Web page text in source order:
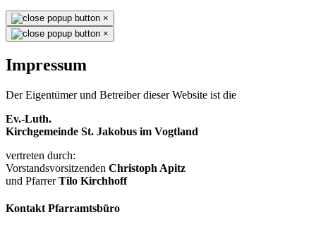
×
×
Impressum
Der Eigentümer und Betreiber dieser Website ist die
Ev.-Luth.
Kirchgemeinde St. Jakobus im Vogtland
vertreten durch:
Vorstandsvorsitzenden Christoph Apitz
und PfarrerTilo Kirchhoff
Kontakt Pfarramtsbüro